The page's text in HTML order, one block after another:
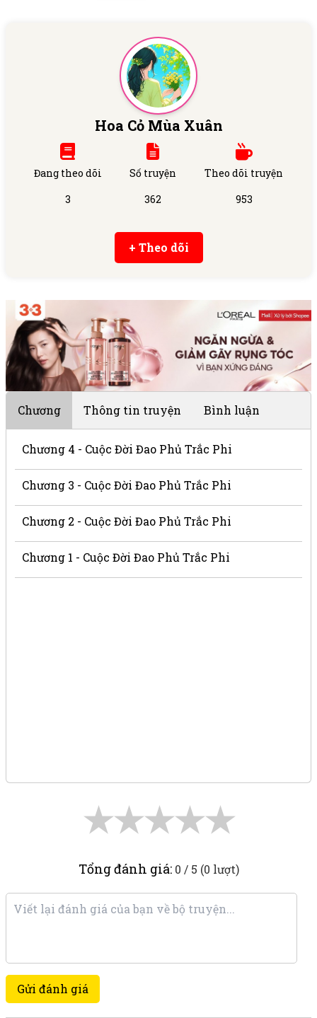
Hoa Cỏ Mùa Xuân
Đang theo dõi
3
Số truyện
362
Theo dõi truyện
953
+ Theo dõi
Chương Thông tin truyện Bình luận
Chương 4 - Cuộc Đời Đao Phủ Trắc Phi
Chương 3 - Cuộc Đời Đao Phủ Trắc Phi
Chương 2 - Cuộc Đời Đao Phủ Trắc Phi
Chương 1 - Cuộc Đời Đao Phủ Trắc Phi
★
★
★
★
★
Tổng đánh giá: 0 / 5 (0 lượt)
Gửi đánh giá